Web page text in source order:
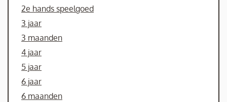
2e hands speelgoed
3 jaar
3 maanden
4 jaar
5 jaar
6 jaar
6 maanden